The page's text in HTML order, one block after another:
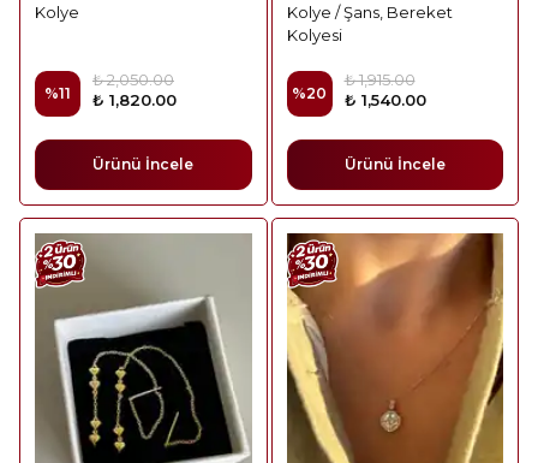
Kolye
%11
₺ 2,050.00
₺ 1,820.00
Ürünü İncele
Kolye / Şans, Bereket
Kolyesi
%20
₺ 1,915.00
₺ 1,540.00
Ürünü İncele